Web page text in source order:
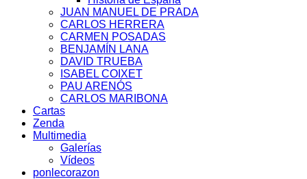
JUAN MANUEL DE PRADA
CARLOS HERRERA
CARMEN POSADAS
BENJAMÍN LANA
DAVID TRUEBA
ISABEL COIXET
PAU ARENÓS
CARLOS MARIBONA
Cartas
Zenda
Multimedia
Galerías
Vídeos
ponlecorazon